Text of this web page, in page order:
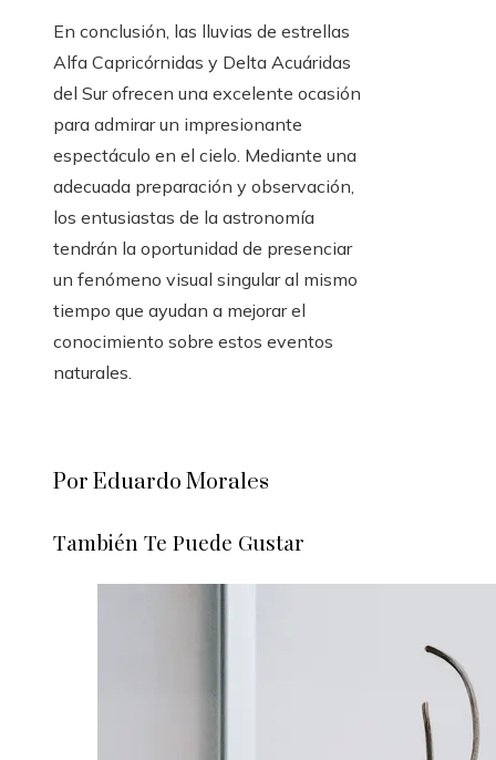
En conclusión, las lluvias de estrellas
Alfa Capricórnidas y Delta Acuáridas
del Sur ofrecen una excelente ocasión
para admirar un impresionante
espectáculo en el cielo. Mediante una
adecuada preparación y observación,
los entusiastas de la astronomía
tendrán la oportunidad de presenciar
un fenómeno visual singular al mismo
tiempo que ayudan a mejorar el
conocimiento sobre estos eventos
naturales.
Por Eduardo Morales
También Te Puede Gustar